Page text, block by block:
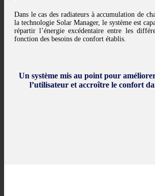
Dans le cas des radiateurs à accumulation de
la technologie Solar Manager, le système est
répartir l’énergie excédentaire entre les
fonction des besoins de confort établis.
Un système mis au point pour
l’utilisateur et accroître le confort